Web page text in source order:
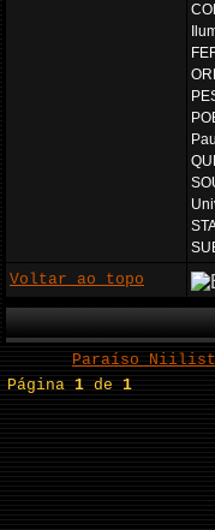
Voltar ao topo
Paraíso
Página1 de1